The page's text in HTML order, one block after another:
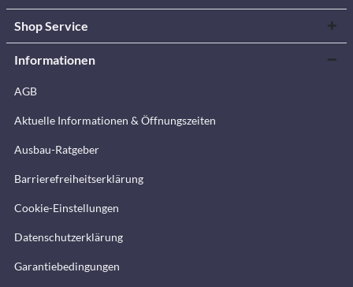
Shop Service
Informationen
AGB
Aktuelle Informationen & Öffnungszeiten
Ausbau-Ratgeber
Barrierefreiheitserklärung
Cookie-Einstellungen
Datenschutzerklärung
Garantiebedingungen